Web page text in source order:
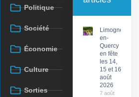
Politique
Société
Économie
Culture
Sorties
Limogne-
en-
Quercy
en fête
les 14,
15 et 16
août
2026
7 août